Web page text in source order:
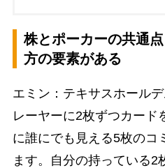
株とポーカーの共通
方の要素がある
エミン：テキサスホール
レーヤーに2枚ずつカード
に誰にでも見える5枚のコ
ます。自分の持っている2